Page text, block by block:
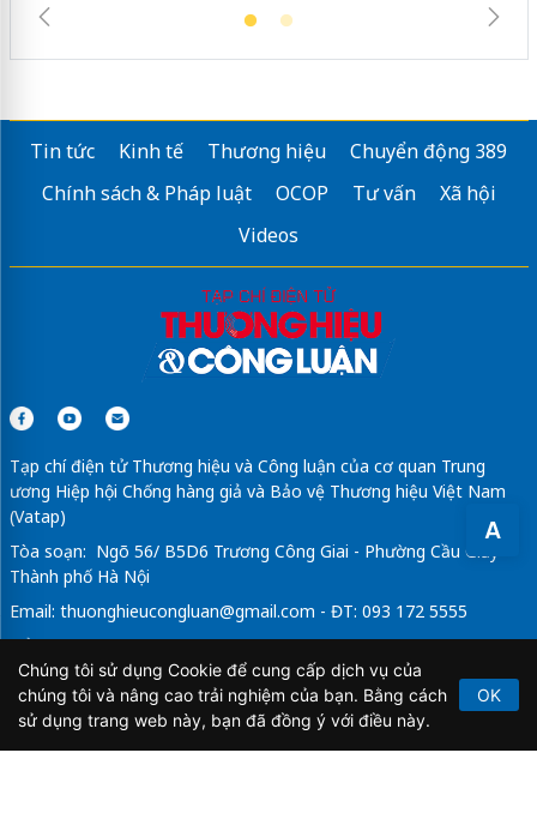
A
Tin tức Kinh tế Thương hiệu
Chuyển động 389
Chính sách & Pháp luật
OCOP Tư vấn
Xã hội
Videos
Tạp chí điện tử Thương hiệu và Công luận của cơ quan Trung
ương Hiệp hội Chống hàng giả và Bảo vệ Thương hiệu Việt Nam
(Vatap)
Tòa soạn: Ngõ 56/ B5D6 Trương Công Giai - Phường Cầu Giấy -
Thành phố Hà Nội
Email: thuonghieucongluan@gmail.com - ĐT: 093 172 5555
Tổng Biên Tập: Vũ Đức Thuận
Giấy phép hoạt động báo chí điện tử số 64/GP-BTTTT do Bộ
Thông tin và Truyền thông cấp ngày 21/2/2020.
Chúng tôi sử dụng Cookie để cung cấp dịch vụ của
chúng tôi và nâng cao trải nghiệm của bạn. Bằng cách
sử dụng trang web này, bạn đã đồng ý với điều này.
OK